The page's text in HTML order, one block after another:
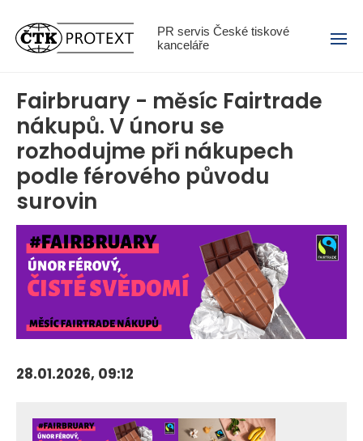
PR servis České tiskové
kanceláře
Menu
Fairbruary - měsíc Fairtrade
nákupů. V únoru se
rozhodujme při nákupech
podle férového původu
surovin
28.01.2026, 09:12